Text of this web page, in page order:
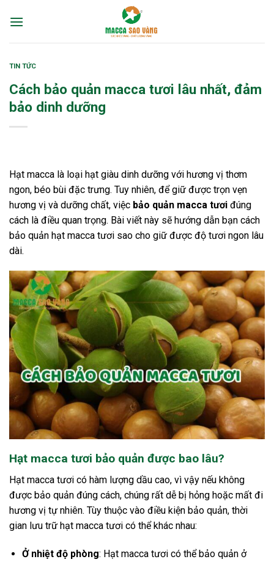
TIN TỨC
Cách bảo quản macca tươi lâu nhất, đảm
bảo dinh dưỡng
Hạt macca là loại hạt giàu dinh dưỡng với hương vị thơm
ngon, béo bùi đặc trưng. Tuy nhiên, để giữ được trọn vẹn
hương vị và dưỡng chất, việc bảo quản macca tươi đúng
cách là điều quan trọng. Bài viết này sẽ hướng dẫn bạn cách
bảo quản hạt macca tươi sao cho giữ được độ tươi ngon lâu
dài.
Hạt macca tươi bảo quản được bao lâu?
Hạt macca tươi có hàm lượng dầu cao, vì vậy nếu không
được bảo quản đúng cách, chúng rất dễ bị hỏng hoặc mất đi
hương vị tự nhiên. Tùy thuộc vào điều kiện bảo quản, thời
gian lưu trữ hạt macca tươi có thể khác nhau:
Ở nhiệt độ phòng: Hạt macca tươi có thể bảo quản ở